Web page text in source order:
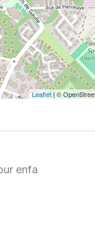
Leaflet| ©
enfa